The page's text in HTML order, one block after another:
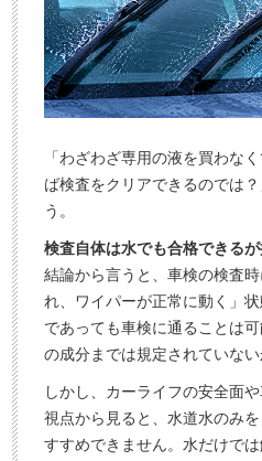
「わざわざ専用の液を買わな
ば検査をクリアできるのでは
う。
検査自体は水でも合格できる
結論から言うと、車検の検査
れ、ワイパーが正常に動く」
であっても車検に通ることは
の成分までは規定されていない
しかし、カーライフの安全面
視点から見ると、水道水のみ
すすめできません。水だけで